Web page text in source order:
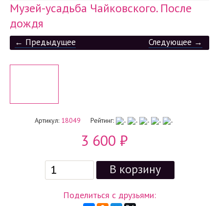
Музей-усадьба Чайковского. После
дождя
← Предыдущее Следующее →
Артикул: 18049 Рейтинг:
3 600 ₽
Поделиться с друзьями: